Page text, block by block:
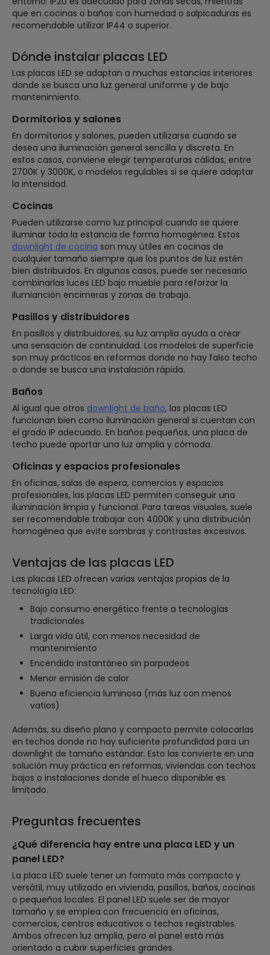
que en cocinas o baños con humedad o salpicaduras es
recomendable utilizar IP44 o superior.
Dónde instalar placas LED
Las placas LED se adaptan a muchas estancias interiores
donde se busca una luz general uniforme y de bajo
mantenimiento.
Dormitorios y salones
En dormitorios y salones, pueden utilizarse cuando se
desea una iluminación general sencilla y discreta. En
estos casos, conviene elegir temperaturas cálidas, entre
2700K y 3000K, o modelos regulables si se quiere adaptar
la intensidad.
Cocinas
Pueden utilizarse como luz principal cuando se quiere
iluminar toda la estancia de forma homogénea. Estos
downlight de cocina son muy útiles en cocinas de
cualquier tamaño siempre que los puntos de luz estén
bien distribuidos. En algunos casos, puede ser necesario
combinarlas luces LED bajo mueble para reforzar la
ilumianción encimeras y zonas de trabajo.
Pasillos y distribuidores
En pasillos y distribuidores, su luz amplia ayuda a crear
una sensación de continuidad. Los modelos de superficie
son muy prácticos en reformas donde no hay falso techo
o donde se busca una instalación rápida.
Baños
Al igual que otros downlight de baño, las placas LED
funcionan bien como iluminación general si cuentan con
el grado IP adecuado. En baños pequeños, una placa de
techo puede aportar una luz amplia y cómoda.
Oficinas y espacios profesionales
En oficinas, salas de espera, comercios y espacios
profesionales, las placas LED permiten conseguir una
iluminación limpia y funcional. Para tareas visuales, suele
ser recomendable trabajar con 4000K y una distribución
homogénea que evite sombras y contrastes excesivos.
Ventajas de las placas LED
Las placas LED ofrecen varias ventajas propias de la
tecnología LED:
Bajo consumo energético frente a tecnologías
tradicionales
Larga vida útil, con menos necesidad de
mantenimiento
Encendido instantáneo sin parpadeos
Menor emisión de calor
Buena eficiencia luminosa (más luz con menos
vatios)
Además, su diseño plano y compacto permite colocarlas
en techos donde no hay suficiente profundidad para un
downlight de tamaño estándar. Esto las convierte en una
solución muy práctica en reformas, viviendas con techos
bajos o instalaciones donde el hueco disponible es
limitado.
Preguntas frecuentes
¿Qué diferencia hay entre una placa LED y un
panel LED?
La placa LED suele tener un formato más compacto y
versátil, muy utilizado en vivienda, pasillos, baños, cocinas
o pequeños locales. El panel LED suele ser de mayor
tamaño y se emplea con frecuencia en oficinas,
comercios, centros educativos o techos registrables.
Ambos ofrecen luz amplia, pero el panel está más
orientado a cubrir superficies grandes.